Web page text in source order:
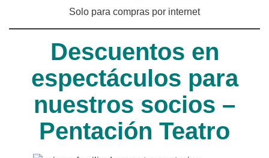
Solo para compras por internet
Descuentos en
espectáculos para
nuestros socios –
Pentación Teatro